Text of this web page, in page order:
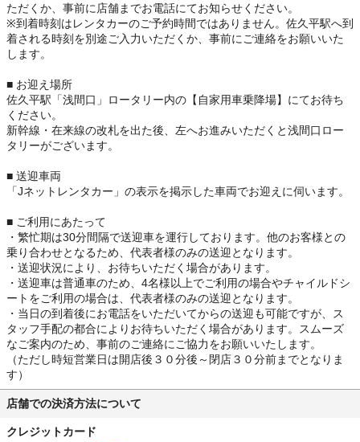
ただくか、事前に店舗までお電話にてお知らせください。
※到着時刻はレンタカーのご予約時間ではありません。佐久平駅へ到
着される時刻を別途ご入力いただくか、事前にご連絡をお願いいた
します。
■ お迎え場所
佐久平駅「浅間口」ロータリー内の【自家用車乗降場】にてお待ち
ください。
新幹線・在来線の改札を出た後、左へお進みいただくと浅間口ロー
タリーがございます。
■ 送迎車両
「Jネットレンタカー」の表示を掲示した車両でお迎えに伺います。
■ ご利用にあたって
・繁忙期は30分間隔で送迎車を運行しております。他のお客様との
乗り合わせとなるため、代表者様のみの送迎となります。
・送迎状況により、お待ちいただく場合があります。
・送迎車は普通車のため、4名様以上でご利用の場合やチャイルドシ
ートをご利用の場合は、代表者様のみの送迎となります。
・当日の到着後にお電話をいただいてからの送迎も可能ですが、ス
タッフ手配の都合によりお待ちいただく場合があります。スムーズ
なご案内のため、事前のご連絡にご協力をお願いいたします。
（ただし時短営業日は開店後３０分後～閉店３０分前までとなりま
す）
店舗での決済方法について
クレジットカード